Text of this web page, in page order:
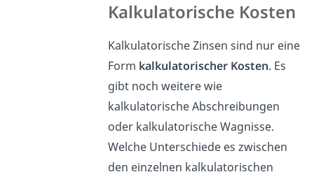
Kalkulatorische Kosten
Kalkulatorische Zinsen sind nur eine
Form kalkulatorischer Kosten. Es
gibt noch weitere wie
kalkulatorische Abschreibungen
oder kalkulatorische Wagnisse.
Welche Unterschiede es zwischen
den einzelnen kalkulatorischen